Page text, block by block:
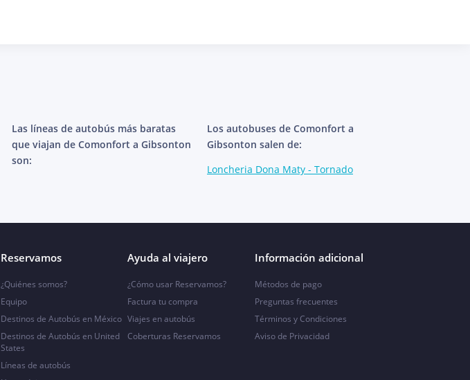
Las líneas de autobús más baratas
que viajan de Comonfort a Gibsonton
son:
Los autobuses de Comonfort a
Gibsonton salen de:
Loncheria Dona Maty - Tornado
Reservamos
¿Quiénes somos?
Equipo
Destinos de Autobús en México
Destinos de Autobús en United
States
Líneas de autobús
Ayuda al viajero
¿Cómo usar Reservamos?
Factura tu compra
Viajes en autobús
Coberturas Reservamos
Información adicional
Métodos de pago
Preguntas frecuentes
Términos y Condiciones
Aviso de Privacidad